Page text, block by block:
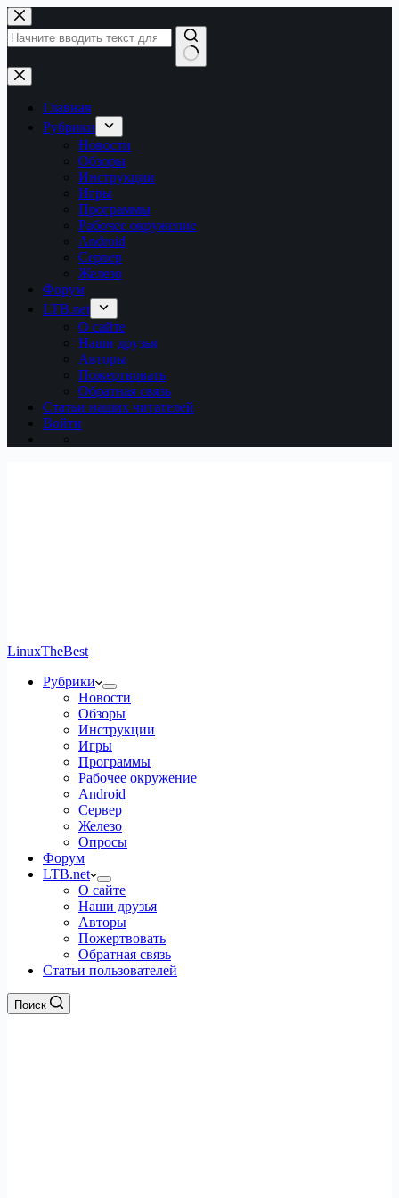
Перейти
к
сути
Ничего
не
найденоГлавная
Рубрики
Новости
Обзоры
Инструкции
Игры
Программы
Рабочее окружение
Android
Сервер
Железо
Форум
LTB.net
О сайте
Наши друзья
Авторы
Пожертвовать
Обратная связь
Статьи наших читателей
Войти
LinuxTheBest
Рубрики
Новости
Обзоры
Инструкции
Игры
Программы
Рабочее окружение
Android
Сервер
Железо
Опросы
Форум
LTB.net
О сайте
Наши друзья
Авторы
Пожертвовать
Обратная связь
Статьи пользователей
Поиск